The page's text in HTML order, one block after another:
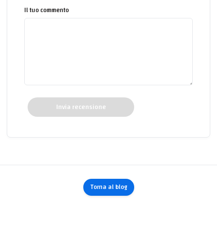
Il tuo commento
Invia recensione
Torna al blog